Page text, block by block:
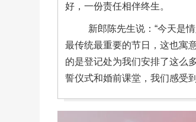
好，一份责任相伴终生。
新郎陈先生说：“今天是
最传统最重要的节日，这也寓
的是登记处为我们安排了这么
誓仪式和婚前课堂，我们感受